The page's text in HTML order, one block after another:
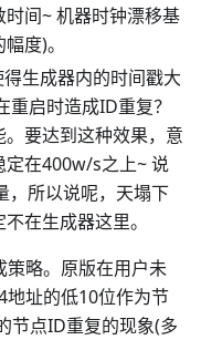
间~ 机器时钟漂移基
度)。
生成器内的时间戳大
启时造成ID重复？
要达到这种效果，意
定在400w/s之上~ 说
，所以说呢，天塌下
在生成器这里。
策略。原版在用户未
址的低10位作为节
节点ID重复的现象(多